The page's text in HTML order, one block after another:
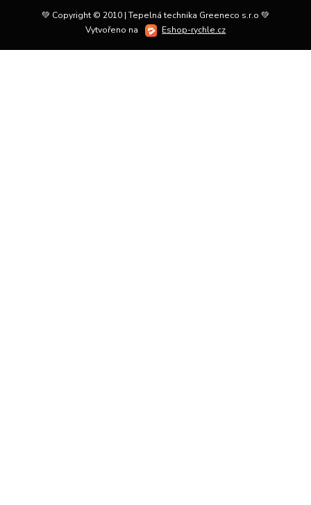
💚 Copyright © 2010 | Tepelná technika Greeneco s.r.o 💚
Vytvořeno na
Eshop-rychle.cz